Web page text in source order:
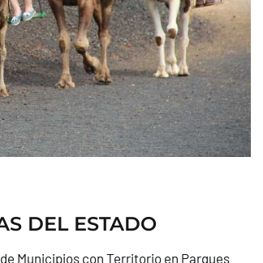
DEL ESTADO
Municipios con Territorio en Parques